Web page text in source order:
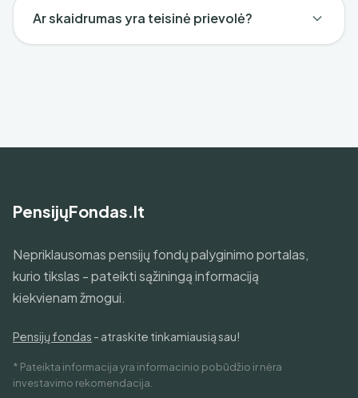
Ar skaidrumas yra teisinė prievolė?
PensijųFondas.lt
Nepriklausomas pensijų fondų palyginimo portalas,
kurio tikslas - pateikti sąžiningą informaciją
kiekvienam žmogui.
Pensijų fondas - atraskite tinkamiausią sau!
* Pateikta informacija yra informacinio pobūdžio ir nėra
investavimo rekomendacija.